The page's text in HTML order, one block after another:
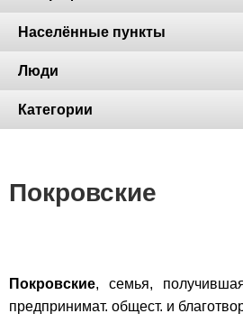
Населённые пункты
Люди
Категории
Покровские
Покровские, семья,
предпринимат. общест. и